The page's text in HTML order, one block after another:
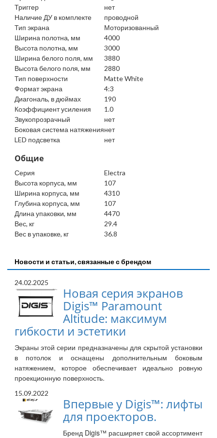
Триггер
нет
Наличие ДУ в комплекте
проводной
Тип экрана
Моторизованный
Ширина полотна, мм
4000
Высота полотна, мм
3000
Ширина белого поля, мм
3880
Высота белого поля, мм
2880
Тип поверхности
Matte White
Формат экрана
4:3
Диагональ, в дюймах
190
Коэффициент усиления
1.0
Звукопрозрачный
нет
Боковая система натяжениянет
LED подсветка
нет
Общие
Серия
Electra
Высота корпуса, мм
107
Ширина корпуса, мм
4310
Глубина корпуса, мм
107
Длина упаковки, мм
4470
Вес, кг
29.4
Вес в упаковке, кг
36.8
Новости и статьи, связанные с брендом
24.02.2025
Новая серия экранов
Digis™ Paramount
Altitude: максимум
гибкости и эстетики
Экраны этой серии предназначены для скрытой установки
в потолок и оснащены дополнительным боковым
натяжением, которое обеспечивает идеально ровную
проекционную поверхность.
15.09.2022
Впервые у Digis™: лифты
для проекторов.
Бренд Digis™ расширяет свой ассортимент